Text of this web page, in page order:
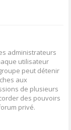
administrateurs
utilisateur
peut détenir
aux
de plusieurs
des pouvoirs
privé.